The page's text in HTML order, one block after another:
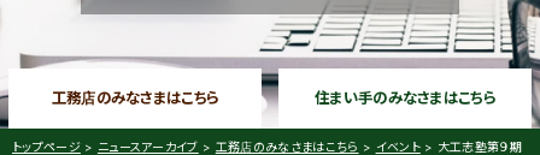
優良工務店の会 QBC
大工志塾
工務店のみなさまはこちら 住まい手のみなさまはこちら
トップページ> ニュースアーカイブ > 工務店のみなさまはこちら > イベント> 大工志塾第９期